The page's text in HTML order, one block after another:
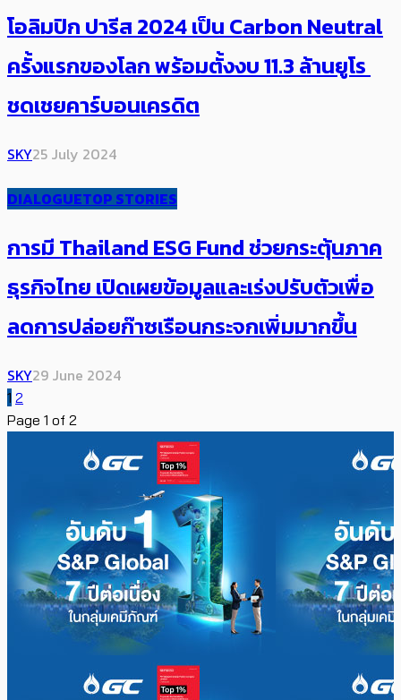
โอลิมปิก ปารีส 2024 ​เป็น Carbon Neutral
ครั้งแรกของโลก พร้อมตั้งงบ 11.3 ล้านยูโร ​
ชดเชยคาร์บอนเครดิต
SKY25 July 2024
DIALOGUETOP STORIES
การมี ​Thailand ESG Fund ช่วยกระตุ้นภาค
ธุรกิจไทย เปิดเผยข้อมูลและเร่งปรับตัวเพื่อ​
ลดการปล่อยก๊าซเรือนกระจกเพิ่มมากขึ้น
SKY29 June 2024
1 2
Page 1 of 2